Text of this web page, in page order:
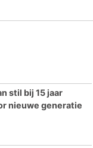
stil bij 15 jaar
nieuwe generatie